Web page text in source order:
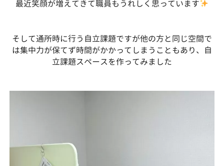
最近笑顔が増えてきて職員もうれしく思っています
そして通所時に行う自立課題ですが他の方と同じ空間で
は集中力が保てず時間がかかってしまうこともあり、自
立課題スペースを作ってみました